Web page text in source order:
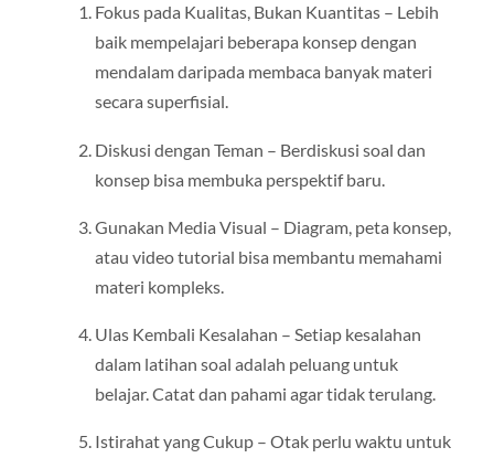
Fokus pada Kualitas, Bukan Kuantitas – Lebih
baik mempelajari beberapa konsep dengan
mendalam daripada membaca banyak materi
secara superfisial.
Diskusi dengan Teman – Berdiskusi soal dan
konsep bisa membuka perspektif baru.
Gunakan Media Visual – Diagram, peta konsep,
atau video tutorial bisa membantu memahami
materi kompleks.
Ulas Kembali Kesalahan – Setiap kesalahan
dalam latihan soal adalah peluang untuk
belajar. Catat dan pahami agar tidak terulang.
Istirahat yang Cukup – Otak perlu waktu untuk